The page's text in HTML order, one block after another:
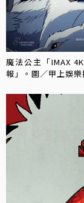
魔法公主「IMAX
報」。圖／甲上娛樂